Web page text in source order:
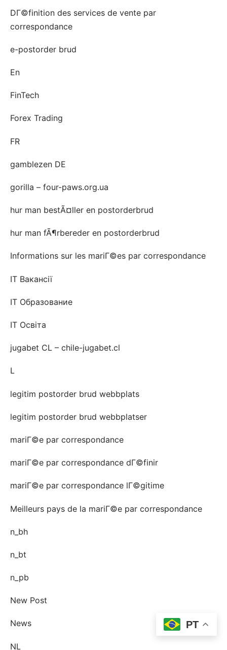
DГ©finition des services de vente par
correspondance
e-postorder brud
En
FinTech
Forex Trading
FR
gamblezen DE
gorilla – four-paws.org.ua
hur man bestÃ¤ller en postorderbrud
hur man fÃ¶rbereder en postorderbrud
Informations sur les mariГ©es par correspondance
IT Вакансії
IT Образование
IT Освіта
jugabet CL – chile-jugabet.cl
L
legitim postorder brud webbplats
legitim postorder brud webbplatser
mariГ©e par correspondance
mariГ©e par correspondance dГ©finir
mariГ©e par correspondance lГ©gitime
Meilleurs pays de la mariГ©e par correspondance
n_bh
n_bt
n_pb
New Post
News
NL
PT